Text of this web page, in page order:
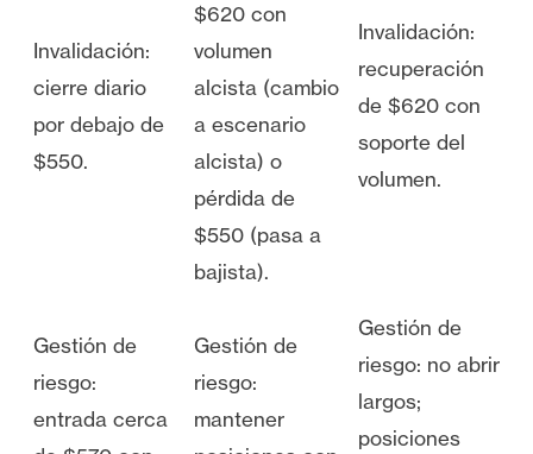
Invalidación:
cierre diario
por debajo de
$550.
$620 con
volumen
alcista (cambio
a escenario
alcista) o
pérdida de
$550 (pasa a
bajista).
Invalidación:
recuperación
de $620 con
soporte del
volumen.
Gestión de
riesgo:
entrada cerca
Gestión de
riesgo:
mantener
Gestión de
riesgo: no abrir
largos;
posiciones